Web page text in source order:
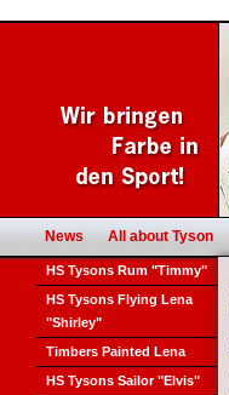
News All about Tyson
HS Tysons Rum "Timmy"
HS Tysons Flying Lena
"Shirley"
Timbers Painted Lena
HS Tysons Sailor "Elvis"